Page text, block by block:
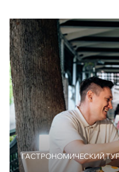
ГАСТРОНОМИЧЕСКИЙ